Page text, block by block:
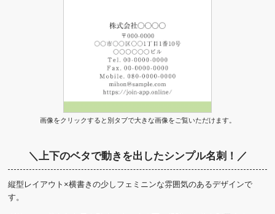
画像をクリックすると別タブで大きな画像をご覧いただけます。
＼上下のベタで動きを出したシンプル名刺！／
縦型レイアウト×横書きの少しフェミニンな雰囲気のあるデザインで
す。